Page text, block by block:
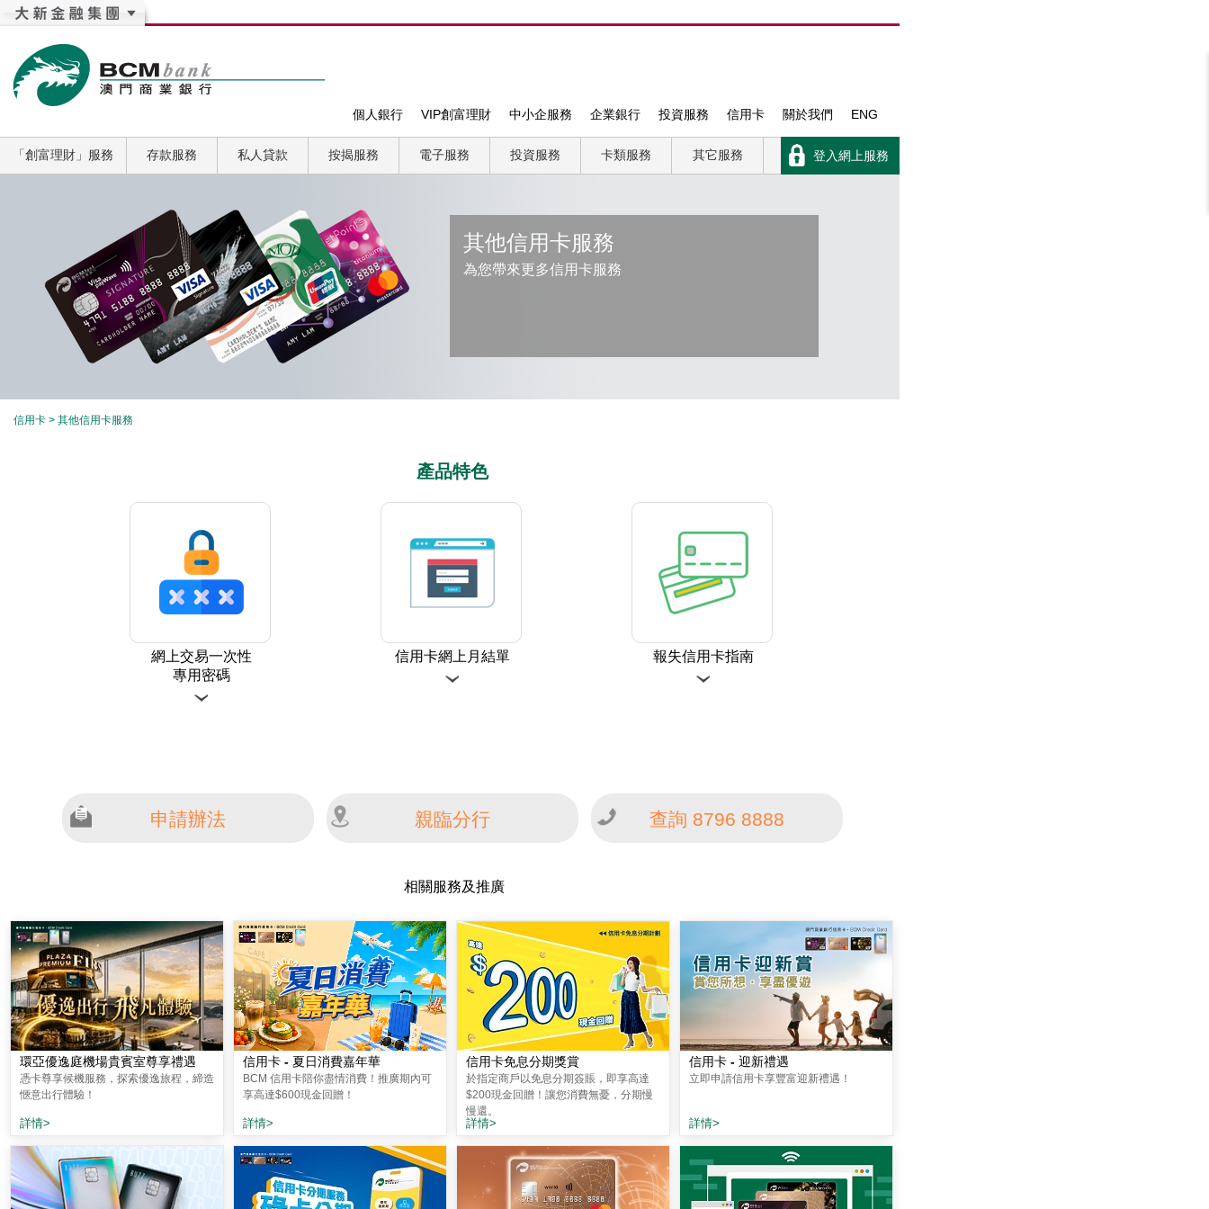
個人銀行 VIP創富理財 中小企服務 企業銀行 投資服務 信用卡 關於我們 ENG
「創富理財」服務 存款服務 私人貸款 按揭服務 電子服務 投資服務 卡類服務 其它服務 登入網上服務
其他信用卡服務
為您帶來更多信用卡服務
信用卡 > 其他信用卡服務
產品特色
網上交易一次性
專用密碼
信用卡網上月結單 報失信用卡指南
申請辦法 親臨分行 查詢 8796 8888
相關服務及推廣
環亞優逸庭機場貴賓室尊享禮遇
憑卡尊享候機服務，探索優逸旅程，締造
愜意出行體驗！
詳情>
信用卡 - 夏日消費嘉年華
BCM 信用卡陪你盡情消費！推廣期內可
享高達$600現金回贈！
詳情>
信用卡免息分期獎賞
於指定商戶以免息分期簽賬，即享高達
$200現金回贈！讓您消費無憂，分期慢
慢還。
詳情>
信用卡 - 迎新禮遇
立即申請信用卡享豐富迎新禮遇！
詳情>